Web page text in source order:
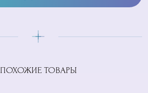
ПОХОЖИЕ ТОВАРЫ